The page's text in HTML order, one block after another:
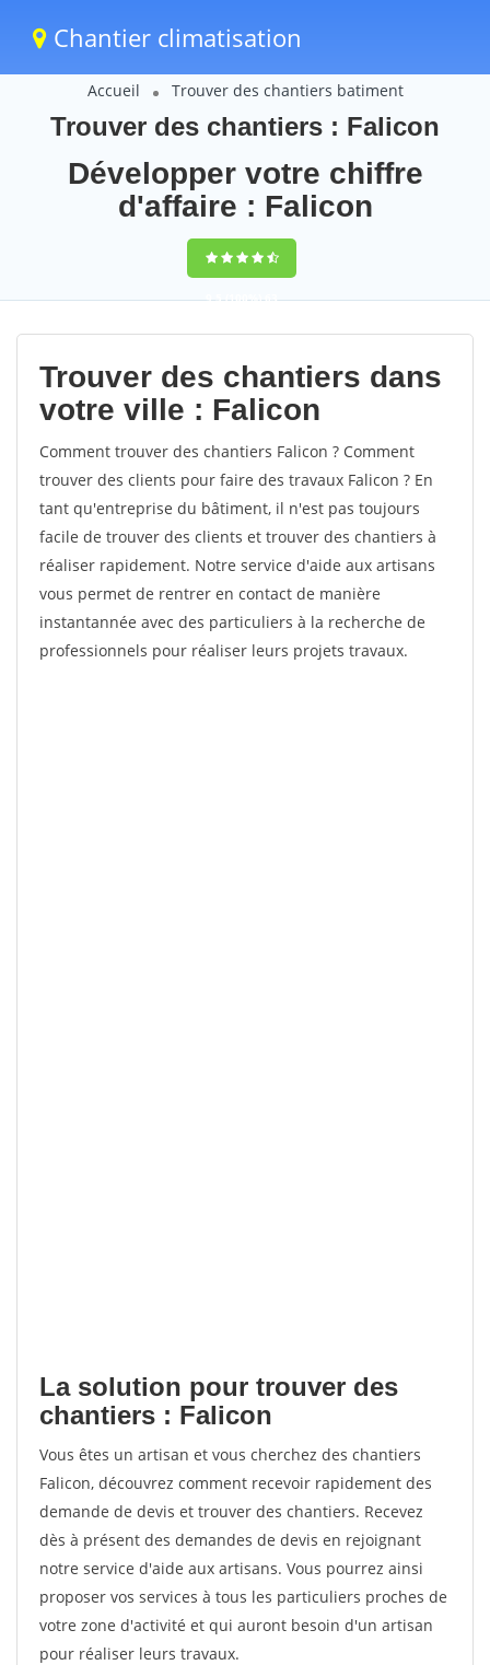
Chantier climatisation
Accueil Trouver des chantiers batiment
Trouver des chantiers : Falicon
Développer votre chiffre
d'affaire : Falicon
9,5(100%)63
votes
Trouver des chantiers dans
votre ville : Falicon
Comment trouver des chantiers Falicon ? Comment
trouver des clients pour faire des travaux Falicon ? En
tant qu'entreprise du bâtiment, il n'est pas toujours
facile de trouver des clients et trouver des chantiers à
réaliser rapidement. Notre service d'aide aux artisans
vous permet de rentrer en contact de manière
instantannée avec des particuliers à la recherche de
professionnels pour réaliser leurs projets travaux.
La solution pour trouver des
chantiers : Falicon
Vous êtes un artisan et vous cherchez des chantiers
Falicon, découvrez comment recevoir rapidement des
demande de devis et trouver des chantiers. Recevez
dès à présent des demandes de devis en rejoignant
notre service d'aide aux artisans. Vous pourrez ainsi
proposer vos services à tous les particuliers proches de
votre zone d'activité et qui auront besoin d'un artisan
pour réaliser leurs travaux.